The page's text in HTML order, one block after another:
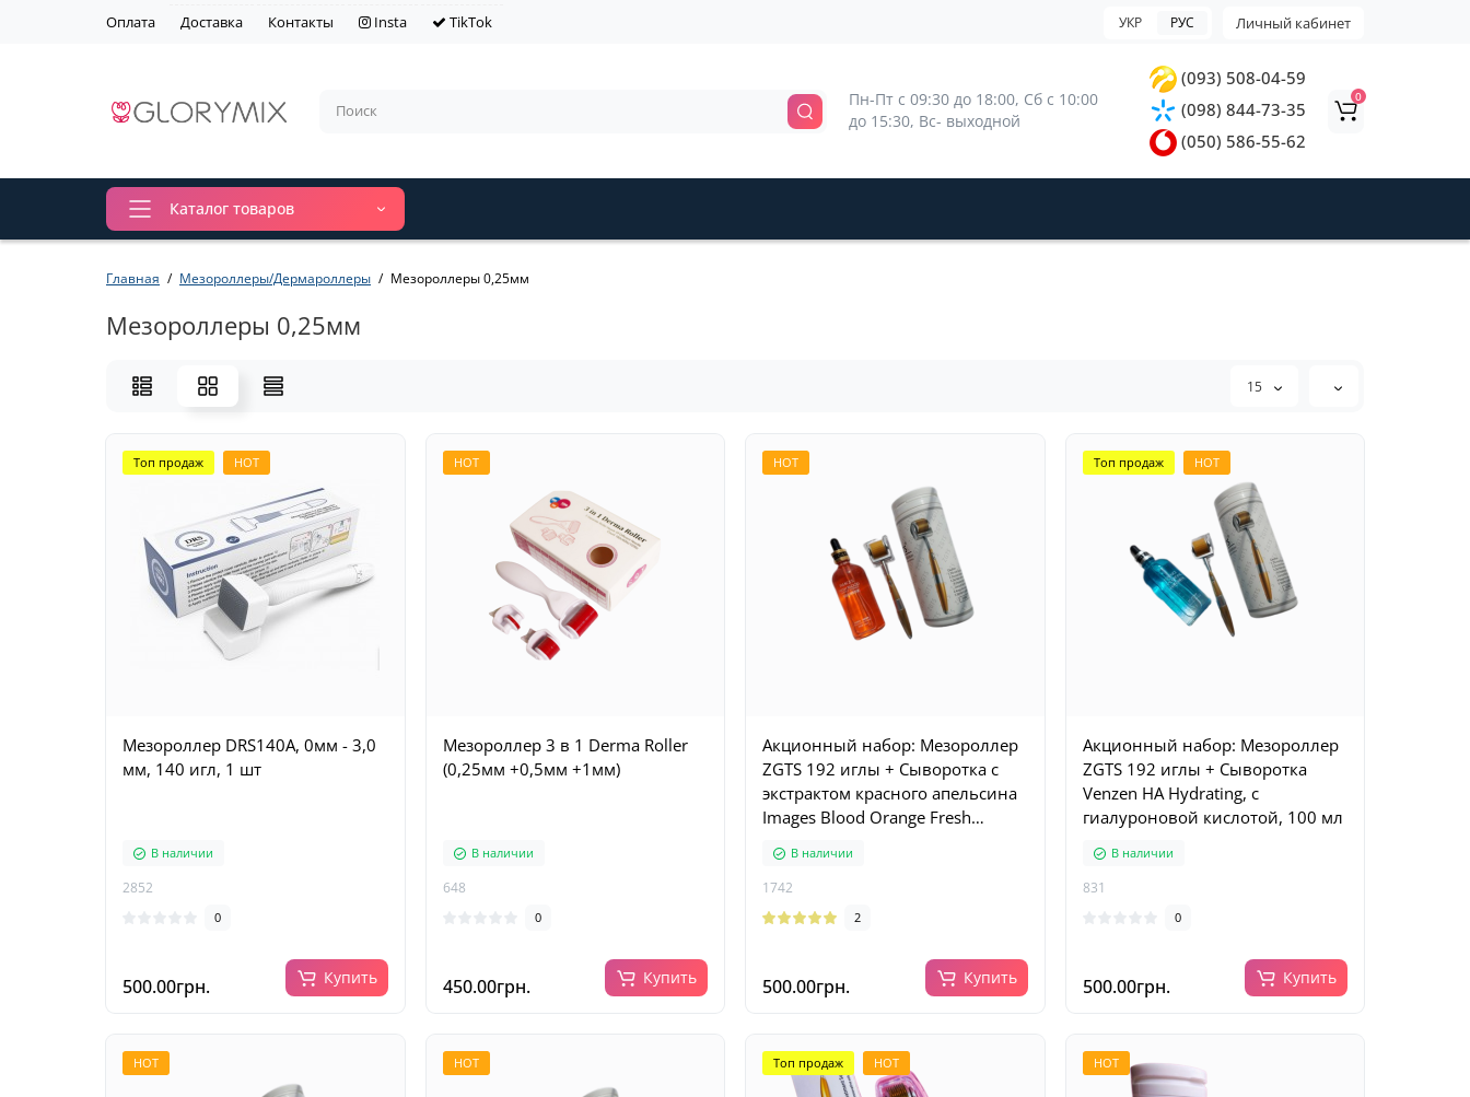
Оплата Доставка Контакты Insta TikTok Личный кабинет
УКР РУС
Пн-Пт с 09:30 до 18:00, Сб с 10:00
до 15:30, Вс- выходной
(093) 508-04-59
(098) 844-73-35
(050) 586-55-62
0
Каталог товаров
Главная Мезороллеры/Дермароллеры Мезороллеры 0,25мм
Мезороллеры 0,25мм
15
Топ продаж HOT
Мезороллер DRS140A, 0мм - 3,0
мм, 140 игл, 1 шт
В наличии
2852
0
500.00грн. Купить
HOT
Мезороллер 3 в 1 Derma Roller
(0,25мм +0,5мм +1мм)
В наличии
648
0
450.00грн. Купить
HOT
Акционный набор: Мезороллер
ZGTS 192 иглы + Сыворотка с
экстрактом красного апельсина
Images Blood Orange Fresh
В наличии
1742
2
500.00грн. Купить
Топ продаж HOT
Акционный набор: Мезороллер
ZGTS 192 иглы + Сыворотка
Venzen HA Hydrating, с
гиалуроновой кислотой, 100 мл
В наличии
831
0
500.00грн. Купить
HOT HOT Топ продаж HOT HOT